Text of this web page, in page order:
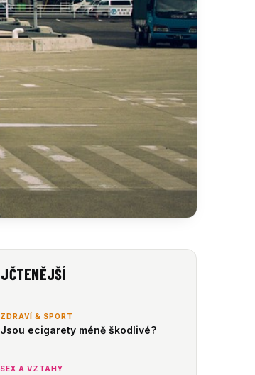
ZDRAVÍ & SPORT
Jsou ecigarety méně škodlivé?
SEX A VZTAHY